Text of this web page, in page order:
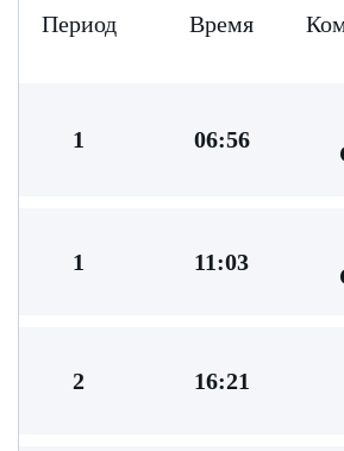
Период Время
1 06:56
1 11:03
2 16:21